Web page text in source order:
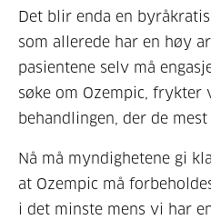
Det blir enda en
som allerede har en høy
pasientene selv må
søke om Ozempic, frykter
behandlingen, der de
Nå må myndighetene gi
at Ozempic må
i det minste mens vi har